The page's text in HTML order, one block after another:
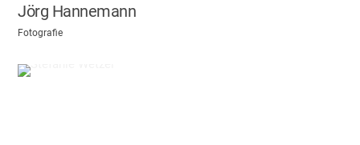
Jörg Hannemann
Fotografie